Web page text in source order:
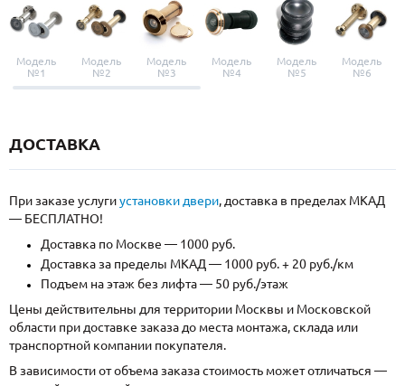
Модель
№1
Модель
№2
Модель
№3
Модель
№4
Модель
№5
Модель
№6
ДОСТАВКА
При заказе услугиустановки двери, доставка в пределах МКАД
— БЕСПЛАТНО!
Доставка по Москве — 1000 руб.
Доставка за пределы МКАД — 1000 руб. + 20 руб./км
Подъем на этаж без лифта — 50 руб./этаж
Цены действительны для территории Москвы и Московской
области при доставке заказа до места монтажа, склада или
транспортной компании покупателя.
В зависимости от объема заказа стоимость может отличаться —